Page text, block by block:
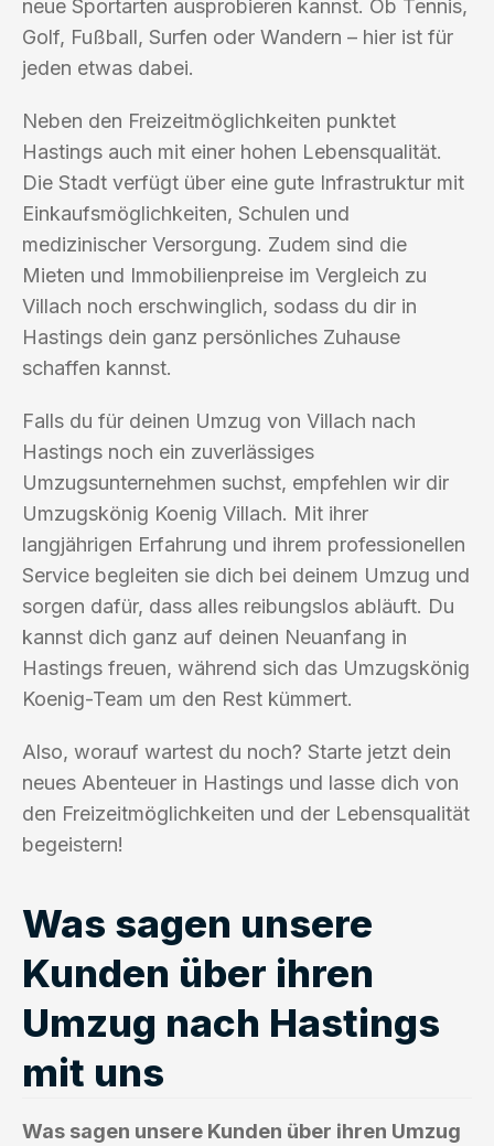
neue Sportarten ausprobieren kannst. Ob Tennis,
Golf, Fußball, Surfen oder Wandern – hier ist für
jeden etwas dabei.
Neben den Freizeitmöglichkeiten punktet
Hastings auch mit einer hohen Lebensqualität.
Die Stadt verfügt über eine gute Infrastruktur mit
Einkaufsmöglichkeiten, Schulen und
medizinischer Versorgung. Zudem sind die
Mieten und Immobilienpreise im Vergleich zu
Villach noch erschwinglich, sodass du dir in
Hastings dein ganz persönliches Zuhause
schaffen kannst.
Falls du für deinen Umzug von Villach nach
Hastings noch ein zuverlässiges
Umzugsunternehmen suchst, empfehlen wir dir
Umzugskönig Koenig Villach. Mit ihrer
langjährigen Erfahrung und ihrem professionellen
Service begleiten sie dich bei deinem Umzug und
sorgen dafür, dass alles reibungslos abläuft. Du
kannst dich ganz auf deinen Neuanfang in
Hastings freuen, während sich das Umzugskönig
Koenig-Team um den Rest kümmert.
Also, worauf wartest du noch? Starte jetzt dein
neues Abenteuer in Hastings und lasse dich von
den Freizeitmöglichkeiten und der Lebensqualität
begeistern!
Was sagen unsere
Kunden über ihren
Umzug nach Hastings
mit uns
Was sagen unsere Kunden über ihren Umzug